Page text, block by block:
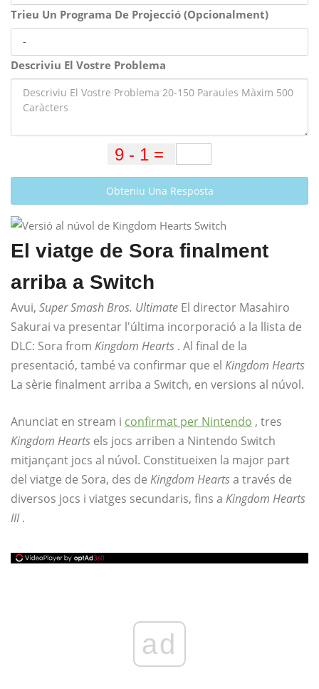
Trieu Un Programa De Projecció (Opcionalment)
Descriviu El Vostre Problema
Obteniu Una Resposta
El viatge de Sora finalment
arriba a Switch
Avui, Super Smash Bros. Ultimate El director Masahiro
Sakurai va presentar l'última incorporació a la llista de
DLC: Sora from Kingdom Hearts . Al final de la
presentació, també va confirmar que el Kingdom Hearts
La sèrie finalment arriba a Switch, en versions al núvol.
Anunciat en stream i confirmat per Nintendo , tres
Kingdom Hearts els jocs arriben a Nintendo Switch
mitjançant jocs al núvol. Constitueixen la major part
del viatge de Sora, des de Kingdom Heartsa través de
diversos jocs i viatges secundaris, fins a Kingdom Hearts
III.
ad